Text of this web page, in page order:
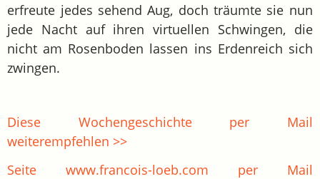
erfreute jedes sehend Aug, doch träumte sie nun
jede Nacht auf ihren virtuellen Schwingen, die
nicht am Rosenboden lassen ins Erdenreich sich
zwingen.
Diese Wochengeschichte per Mail
weiterempfehlen >>
Seite www.francois-loeb.com per Mail